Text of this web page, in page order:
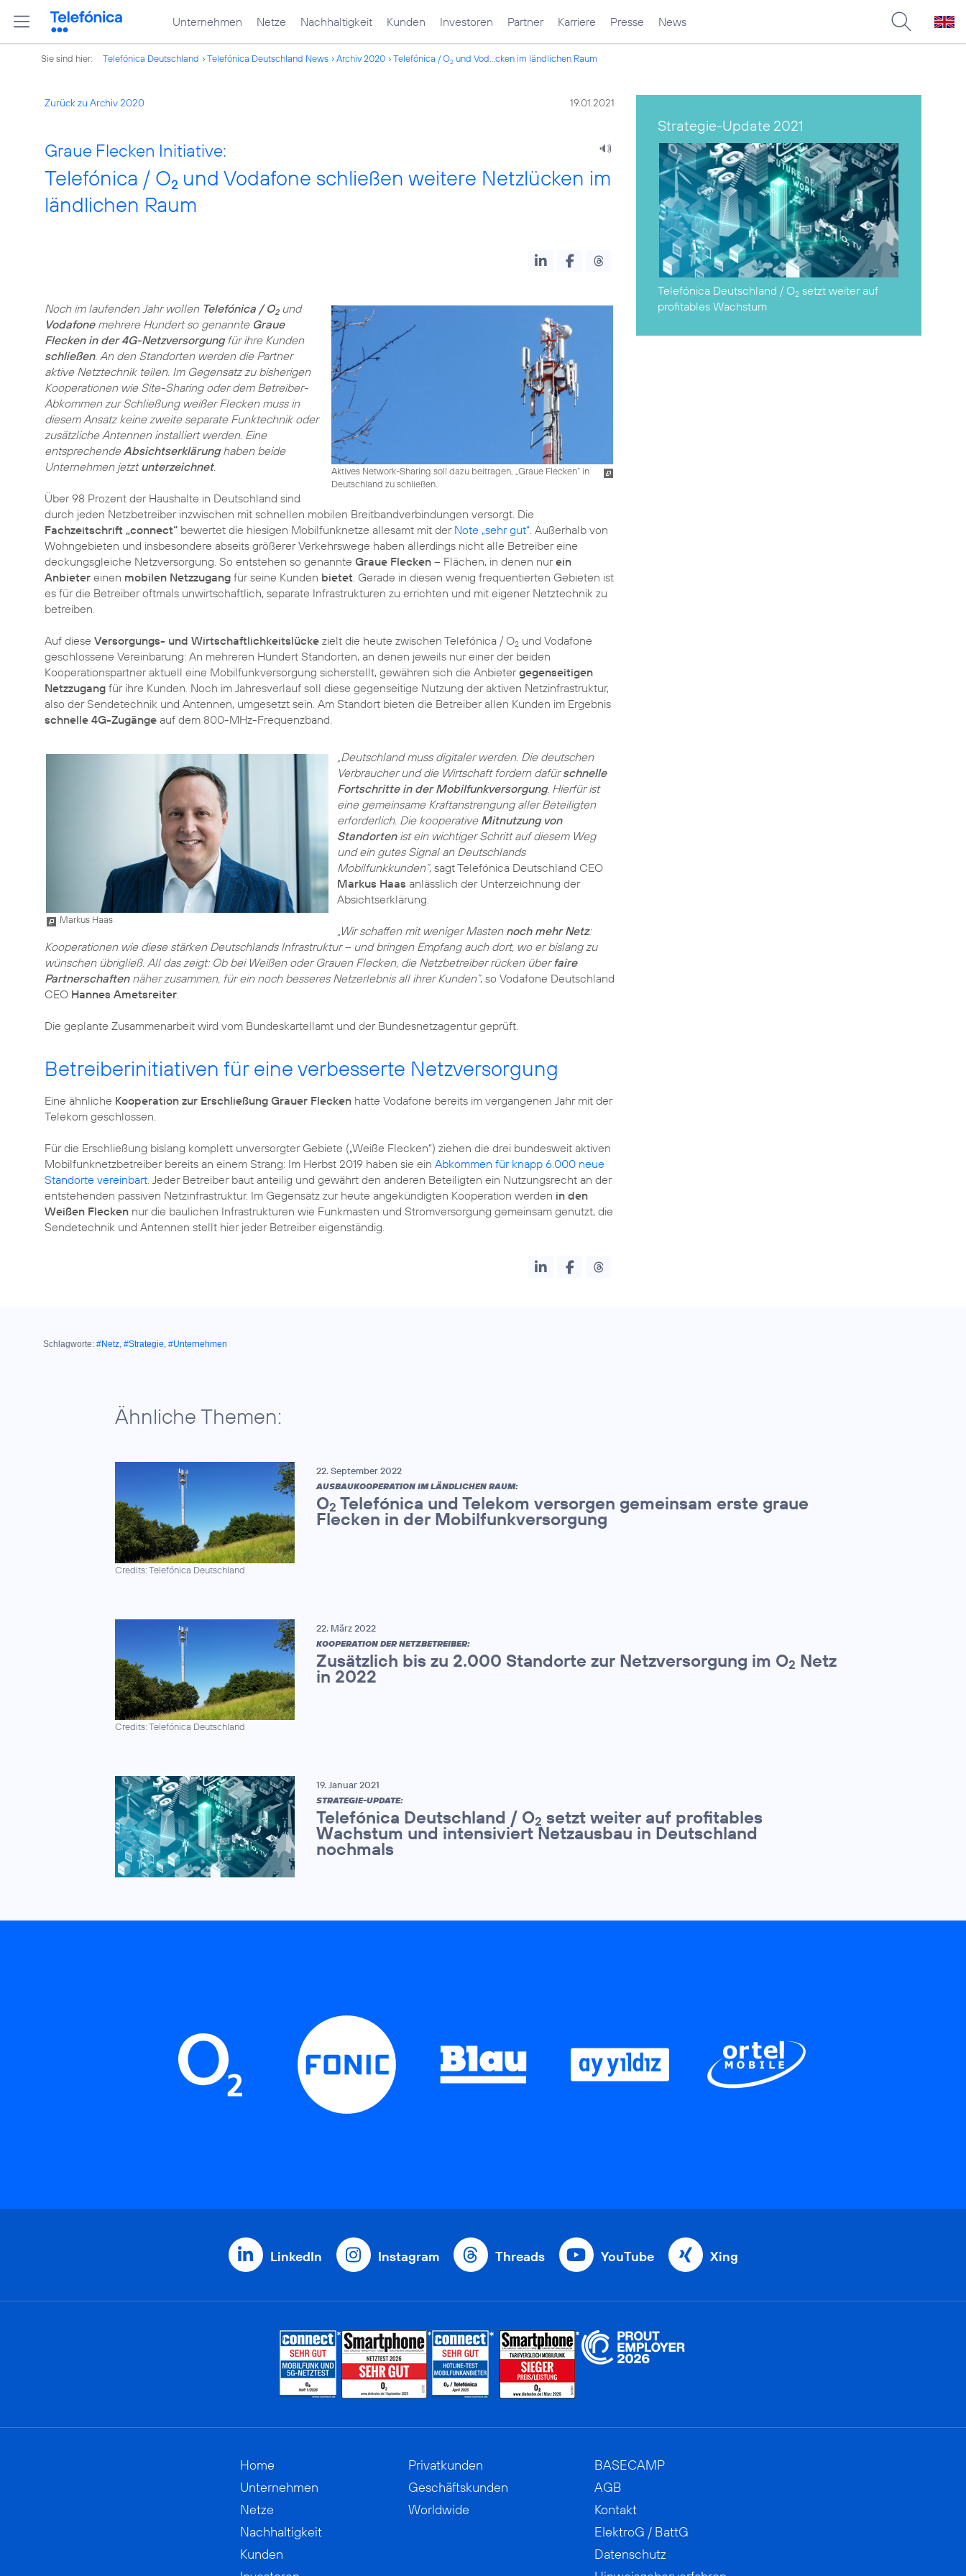
Unternehmen Netze Nachhaltigkeit Kunden Investoren Partner Karriere Presse News
Sie sind hier: Telefónica Deutschland Telefónica Deutschland News Archiv 2020 Telefónica / O2 und Vod...cken im ländlichen Raum
Zurück zu Archiv 2020 19.01.2021
Graue Flecken Initiative:
Telefónica / O2 und Vodafone schließen weitere Netzlücken im
ländlichen Raum
Aktives Network-Sharing soll dazu beitragen, „Graue Flecken“ in
Deutschland zu schließen.
Noch im laufenden Jahr wollen Telefónica / O2und
Vodafonemehrere Hundert so genannte Graue
Flecken in der 4G-Netzversorgungfür ihre Kunden
schließen. An den Standorten werden die Partner
aktive Netztechnik teilen. Im Gegensatz zu bisherigen
Kooperationen wie Site-Sharing oder dem Betreiber-
Abkommen zur Schließung weißer Flecken muss in
diesem Ansatz keine zweite separate Funktechnik oder
zusätzliche Antennen installiert werden. Eine
entsprechendeAbsichtserklärunghaben beide
Unternehmen jetztunterzeichnet.
Über 98 Prozent der Haushalte in Deutschland sind
durch jeden Netzbetreiber inzwischen mit schnellen mobilen Breitbandverbindungen versorgt. Die
Fachzeitschrift „connect“ bewertet die hiesigen Mobilfunknetze allesamt mit der Note „sehr gut“. Außerhalb von
Wohngebieten und insbesondere abseits größerer Verkehrswege haben allerdings nicht alle Betreiber eine
deckungsgleiche Netzversorgung. So entstehen so genannte Graue Flecken – Flächen, in denen nurein
Anbieter einen mobilen Netzzugang für seine Kunden bietet. Gerade in diesen wenig frequentierten Gebieten ist
es für die Betreiber oftmals unwirtschaftlich, separate Infrastrukturen zu errichten und mit eigener Netztechnik zu
betreiben.
Auf diese Versorgungs- und Wirtschaftlichkeitslücke zielt die heute zwischen Telefónica / O2 und Vodafone
geschlossene Vereinbarung: An mehreren Hundert Standorten, an denen jeweils nur einer der beiden
Kooperationspartner aktuell eine Mobilfunkversorgung sicherstellt, gewähren sich die Anbietergegenseitigen
Netzzugang für ihre Kunden. Noch im Jahresverlauf soll diese gegenseitige Nutzung der aktiven Netzinfrastruktur,
also der Sendetechnik und Antennen, umgesetzt sein. Am Standort bieten die Betreiber allen Kunden im Ergebnis
schnelle 4G-Zugänge auf dem 800-MHz-Frequenzband.
Markus Haas
„Deutschland muss digitaler werden. Die deutschen
Verbraucher und die Wirtschaft fordern dafürschnelle
Fortschritte in der Mobilfunkversorgung. Hierfür ist
eine gemeinsame Kraftanstrengung aller Beteiligten
erforderlich. Die kooperative Mitnutzung von
Standortenist ein wichtiger Schritt auf diesem Weg
und ein gutes Signal an Deutschlands
Mobilfunkkunden“, sagt Telefónica Deutschland CEO
Markus Haas anlässlich der Unterzeichnung der
Absichtserklärung.
„Wir schaffen mit weniger Masten noch mehr Netz:
Kooperationen wie diese stärken Deutschlands Infrastruktur – und bringen Empfang auch dort, wo er bislang zu
wünschen übrigließ. All das zeigt: Ob bei Weißen oder Grauen Flecken, die Netzbetreiber rücken überfaire
Partnerschaftennäher zusammen, für ein noch besseres Netzerlebnis all ihrer Kunden“, so Vodafone Deutschland
CEO Hannes Ametsreiter.
Die geplante Zusammenarbeit wird vom Bundeskartellamt und der Bundesnetzagentur geprüft.
Betreiberinitiativen für eine verbesserte Netzversorgung
Eine ähnliche Kooperation zur Erschließung Grauer Flecken hatte Vodafone bereits im vergangenen Jahr mit der
Telekom geschlossen.
Für die Erschließung bislang komplett unversorgter Gebiete („Weiße Flecken“) ziehen die drei bundesweit aktiven
Mobilfunknetzbetreiber bereits an einem Strang: Im Herbst 2019 haben sie ein Abkommen für knapp 6.000 neue
Standorte vereinbart. Jeder Betreiber baut anteilig und gewährt den anderen Beteiligten ein Nutzungsrecht an der
entstehenden passiven Netzinfrastruktur. Im Gegensatz zur heute angekündigten Kooperation werden in den
Weißen Flecken nur die baulichen Infrastrukturen wie Funkmasten und Stromversorgung gemeinsam genutzt, die
Strategie-Update 2021
Telefónica Deutschland / O2 setzt weiter auf
profitables Wachstum
Schlagworte: #Netz, #Strategie, #Unternehmen
Ähnliche Themen:
Credits: Telefónica Deutschland
22. September 2022
AUSBAUKOOPERATION IM LÄNDLICHEN RAUM:
O2 Telefónica und Telekom versorgen gemeinsam erste graue
Flecken in der Mobilfunkversorgung
Credits: Telefónica Deutschland
22. März 2022
KOOPERATION DER NETZBETREIBER:
Zusätzlich bis zu 2.000 Standorte zur Netzversorgung im O2 Netz
in 2022
19. Januar 2021
STRATEGIE-UPDATE:
Telefónica Deutschland / O2 setzt weiter auf profitables
Wachstum und intensiviert Netzausbau in Deutschland
nochmals
LinkedIn Instagram Threads YouTube Xing
Home
Unternehmen
Netze
Nachhaltigkeit
Kunden
Privatkunden
Geschäftskunden
Worldwide
BASECAMP
AGB
Kontakt
ElektroG / BattG
Datenschutz